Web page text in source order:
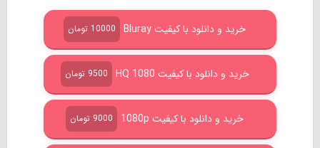
خرید و دانلود با کیفیت Bluray 10000 تومان
خرید و دانلود با کیفیت HQ 1080 9500 تومان
خرید و دانلود با کیفیت 1080p 9000 تومان